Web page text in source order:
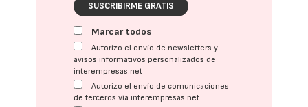
SUSCRIBIRME GRATIS
Marcar todos
Autorizo el envío de newsletters y
avisos informativos personalizados de
interempresas.net
Autorizo el envío de comunicaciones
de terceros vía interempresas.net